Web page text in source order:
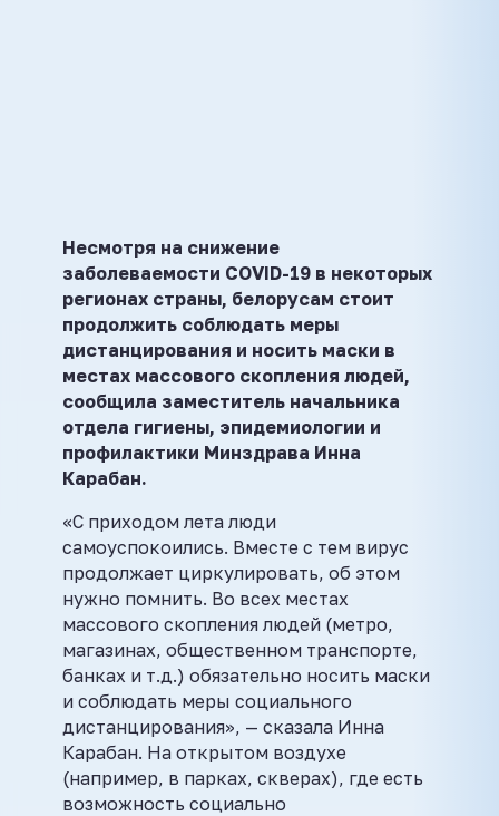
Несмотря на снижение
заболеваемости COVID-19 в некоторых
регионах страны, белорусам стоит
продолжить соблюдать меры
дистанцирования и носить маски в
местах массового скопления людей,
сообщила заместитель начальника
отдела гигиены, эпидемиологии и
профилактики Минздрава Инна
Карабан.
«С приходом лета люди
самоуспокоились. Вместе с тем вирус
продолжает циркулировать, об этом
нужно помнить. Во всех местах
массового скопления людей (метро,
магазинах, общественном транспорте,
банках и т.д.) обязательно носить маски
и соблюдать меры социального
дистанцирования», — сказала Инна
Карабан. На открытом воздухе
(например, в парках, скверах), где есть
возможность социально